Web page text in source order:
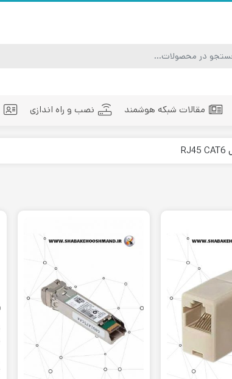
مقالات شبکه هوشمند نصب و راه اندازی